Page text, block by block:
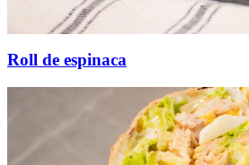
Roll de espinaca